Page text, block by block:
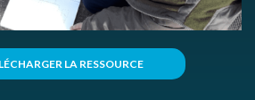
LA RESSOURCE